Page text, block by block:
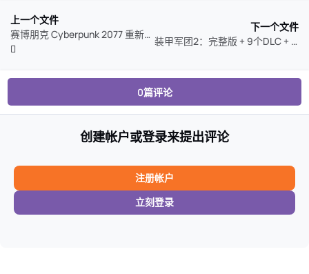
上一个文件
赛博朋克 Cyberpunk 2077 重新打包
下一个文件
装甲军团2：完整版 + 9个DLC + 奖励内容
0篇评论
创建帐户或登录来提出评论
注册帐户
立刻登录